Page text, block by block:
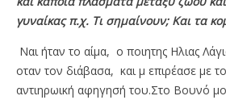
γυναίκας π.χ. Τι σημαίνουν; Και τα
Ναι ήταν το αίμα, ο ποιητης Ηλιας
οταν τον διάβασα, και μ επιρέασε με
αντιηρωική αφηγησή του.Στο Βουνό